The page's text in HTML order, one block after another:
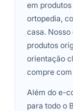
em
ortopedia,
casa.
produtos
orientação
compre
Além do e-
para todo o